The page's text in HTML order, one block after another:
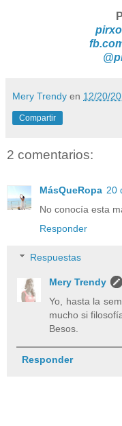
Mery Trendy en 12/20/
Compartir
2 comentarios:
MásQueRopa 20
No conocía esta
Responder
Respuestas
Mery Trendy
Yo, hasta la
mucho si
Besos.
Responder